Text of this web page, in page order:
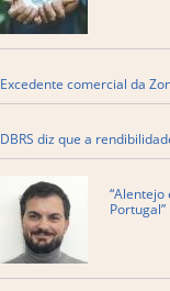
Excedente comercial da
DBRS diz que a
Portugal”